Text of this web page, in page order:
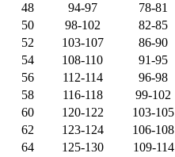
48
94-97 78-81
50
98-102 82-85
52
103-107 86-90
54
108-110 91-95
56
112-114 96-98
58
116-118 99-102
60
120-122 103-105
62
123-124 106-108
64
125-130 109-114